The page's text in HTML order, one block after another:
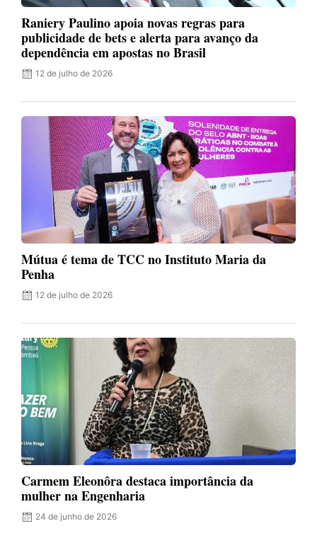
Raniery Paulino apoia novas regras para
publicidade de bets e alerta para avanço da
dependência em apostas no Brasil
12 de julho de 2026
Mútua é tema de TCC no Instituto Maria da
Penha
12 de julho de 2026
Carmem Eleonôra destaca importância da
mulher na Engenharia
24 de junho de 2026